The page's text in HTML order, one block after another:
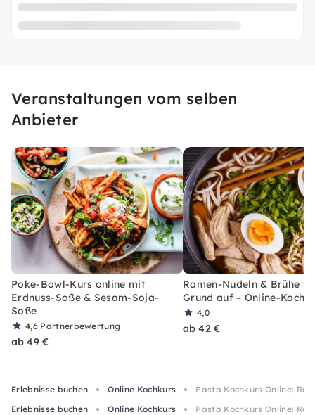
Veranstaltungen vom selben
Anbieter
Poke-Bowl-Kurs online mit
Erdnuss-Soße & Sesam-Soja-
Soße
4,6 Partnerbewertung
ab 49 €
Ramen-Nudeln & Brühe
Grund auf – Online-
4,0
ab 42 €
Erlebnisse buchen Online Kochkurs
Pasta Kochkurs Online:
Erlebnisse buchen
Online Kochkurs Pasta Kochkurs Online: